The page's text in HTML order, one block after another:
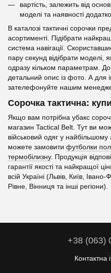
вартість, залежить від
моделі та наявності
В каталозі тактичні сорочки
асортименті. Підібрати
система навігації.
пару секунд відібрати моделі,
одразу кільком параметрам.
детальний опис із фото. А для
зателефонуйте нашим
Сорочка тактична:
Якщо вам потрібна убакс
магазин Tactical Belt. Тут ви
військовий одяг у найбільшому
можете замовити футболки
термобілизну. Продукція
гарантії якості та найкращої
всій Україні (Львів, Київ,
Рівне, Вінниця та інші регіони).
+38 (063)
Контактна